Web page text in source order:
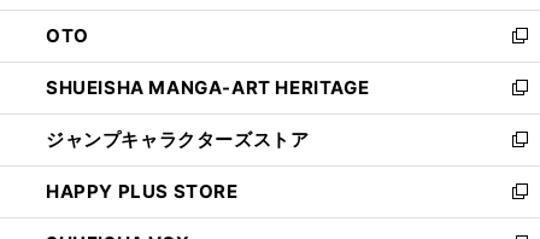
ウ
で
開
く
ン
ド
ウ
で
開
く
OTO
新
し
い
ウ
ィ
ン
ド
ウ
SHUEISHA MANGA-ART HERITAGE
新
し
い
ウ
ィ
ン
ジャンプキャラクターズストア
新
し
い
ウ
HAPPY PLUS STORE
新
し